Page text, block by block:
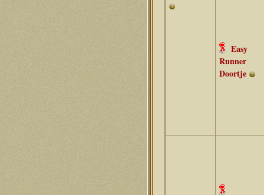
Easy
Runner
Doortje